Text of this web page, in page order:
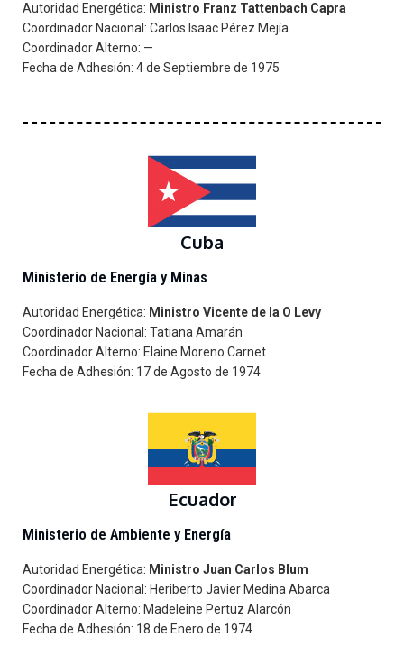
Autoridad Energética: Ministro Franz Tattenbach Capra
Coordinador Nacional: Carlos Isaac Pérez Mejía
Coordinador Alterno: —
Fecha de Adhesión: 4 de Septiembre de 1975
Cuba
Ministerio de Energía y Minas
Autoridad Energética: Ministro Vicente de la O Levy
Coordinador Nacional: Tatiana Amarán
Coordinador Alterno: Elaine Moreno Carnet
Fecha de Adhesión: 17 de Agosto de 1974
Ecuador
Ministerio de Ambiente y Energía
Autoridad Energética: Ministro Juan Carlos Blum
Coordinador Nacional: Heriberto Javier Medina Abarca
Coordinador Alterno: Madeleine Pertuz Alarcón
Fecha de Adhesión: 18 de Enero de 1974